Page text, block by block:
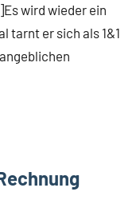
wird wieder ein
tarnt er sich als 1&1